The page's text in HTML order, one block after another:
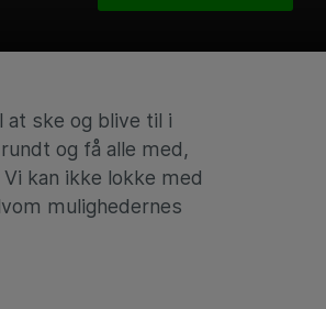
at ske og blive til i
og få alle med,
kan ikke lokke med
mulighedernes